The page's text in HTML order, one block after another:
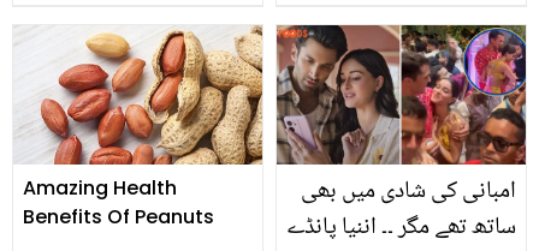
رہ گئے
موجود ایسا علاج جو
دوائی کی ضرورت ختم
کردے
Amazing Health
Benefits Of Peanuts
امبانی کی شادی میں بھی
ساتھ تھے مگر ۔۔ اننیا پانڈے